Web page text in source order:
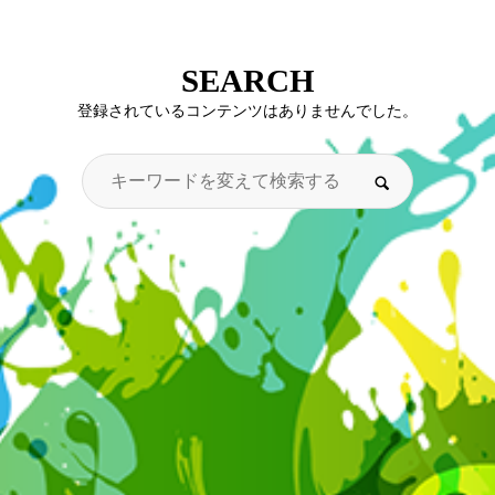
SEARCH
登録されているコンテンツはありませんでした。